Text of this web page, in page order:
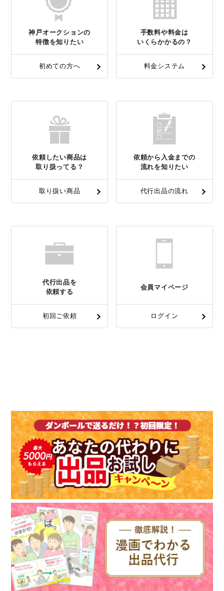
神戸オークションの
特徴を知りたい
初めての方へ
手数料や料金は
いくらかかるの？
料金システム
依頼したい商品は
取り扱ってる？
取り扱い商品
依頼から入金までの
流れを知りたい
代行出品の流れ
代行出品を
依頼する
初回ご依頼
会員マイページ
ログイン